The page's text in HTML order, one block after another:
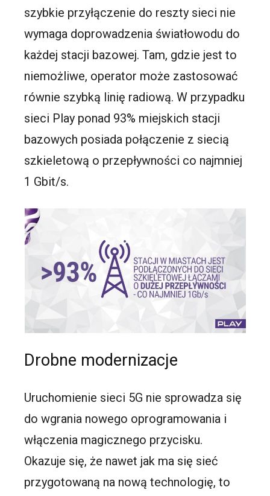
szybkie przyłączenie do reszty sieci nie
wymaga doprowadzenia światłowodu do
każdej stacji bazowej. Tam, gdzie jest to
niemożliwe, operator może zastosować
równie szybką linię radiową. W przypadku
sieci Play ponad 93% miejskich stacji
bazowych posiada połączenie z siecią
szkieletową o przepływności co najmniej
1 Gbit/s.
Drobne modernizacje
Uruchomienie sieci 5G nie sprowadza się
do wgrania nowego oprogramowania i
włączenia magicznego przycisku.
Okazuje się, że nawet jak ma się sieć
przygotowaną na nową technologię, to